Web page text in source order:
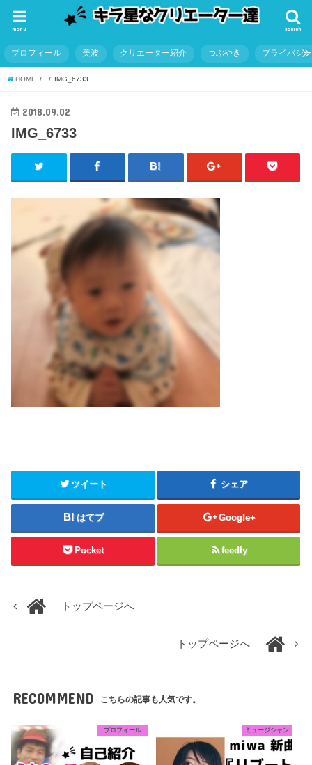
search
menu
プロフィール 美波 クリエーター紹介 つぶやき プライバシ
HOME IMG_6733
2018.09.02
IMG_6733
ツイート シェア
はてブ Google+
Pocket feedly
トップページへ
トップページへ
RECOMMEND こちらの記事も人気です。
プロフィール ミュージシャン